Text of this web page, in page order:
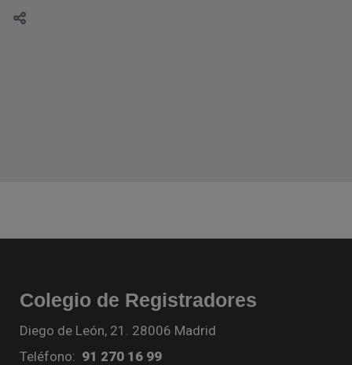
Colegio de Registradores
Diego de León, 21. 28006 Madrid
Teléfono: 91 270 16 99